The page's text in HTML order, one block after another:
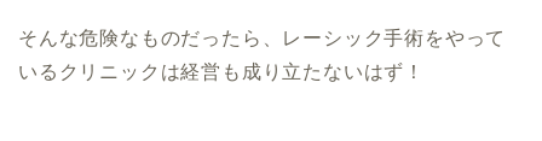
そんな危険なものだったら、レーシック手術をやって
いるクリニックは経営も成り立たないはず！